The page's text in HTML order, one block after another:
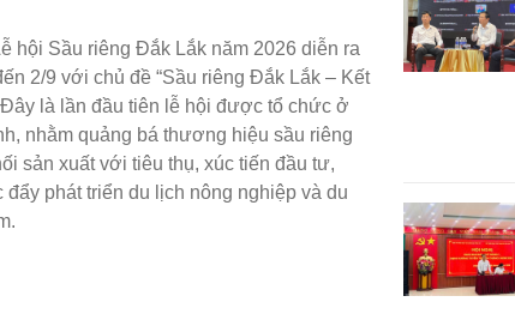
hội Sầu riêng Đắk Lắk năm 2026 diễn ra
2/9 với chủ đề “Sầu riêng Đắk Lắk – Kết
là lần đầu tiên lễ hội được tổ chức ở
nhằm quảng bá thương hiệu sầu riêng
sản xuất với tiêu thụ, xúc tiến đầu tư,
đẩy phát triển du lịch nông nghiệp và du